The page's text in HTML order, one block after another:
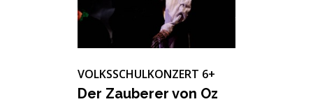
VOLKSSCHULKONZERT 6+
Der Zau­be­rer von Oz